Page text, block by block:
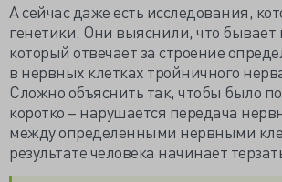
А сейчас даже есть исследования,
генетики. Они выяснили, что бывает
который отвечает за строение
в нервных клетках тройничного
Сложно объяснить так, чтобы было
коротко – нарушается передача
между определенными нервными
результате человека начинает